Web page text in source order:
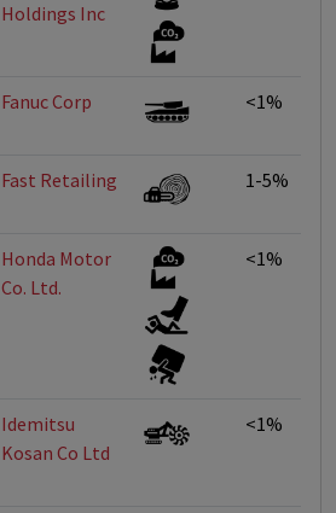
Holdings Inc
Fanuc Corp <1%
Fast Retailing 1-5%
Honda Motor
Co. Ltd.
<1%
Idemitsu
Kosan Co Ltd
<1%